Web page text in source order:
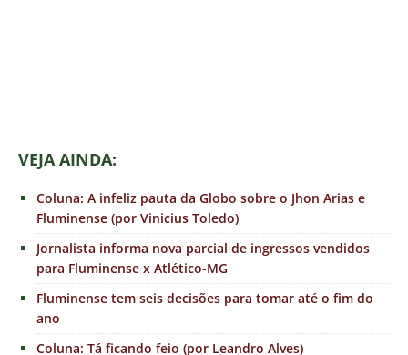
VEJA AINDA:
Coluna: A infeliz pauta da Globo sobre o Jhon Arias e
Fluminense (por Vinicius Toledo)
Jornalista informa nova parcial de ingressos vendidos
para Fluminense x Atlético-MG
Fluminense tem seis decisões para tomar até o fim do
ano
Coluna: Tá ficando feio (por Leandro Alves)